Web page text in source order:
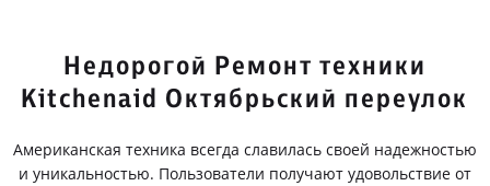
Недорогой Ремонт техники
Kitchenaid Октябрьский переулок
Американская техника всегда славилась своей надежностью
и уникальностью. Пользователи получают удовольствие от